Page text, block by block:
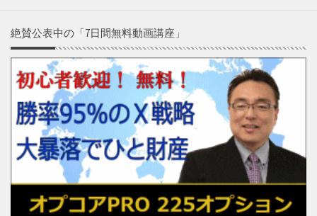
絶賛公表中の「7日間無料動画講座」